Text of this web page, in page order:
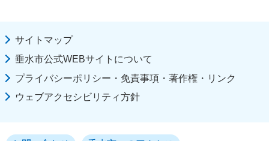
サイトマップ
垂水市公式WEBサイトについて
プライバシーポリシー・免責事項・著作権・リンク
ウェブアクセシビリティ方針